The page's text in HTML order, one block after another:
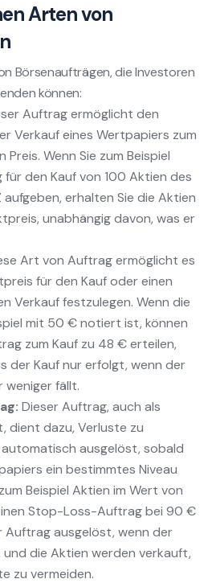
Arten von
Börsenaufträgen, die Investoren
können:
Auftrag ermöglicht den
Verkauf eines Wertpapiers zum
Wenn Sie zum Beispiel
den Kauf von 100 Aktien des
aufgeben, erhalten Sie die Aktien
unabhängig davon, was er
Art von Auftrag ermöglicht es
für den Kauf oder einen
Verkauf festzulegen. Wenn die
mit 50 € notiert ist, können
zum Kauf zu 48 € erteilen,
der Kauf nur erfolgt, wenn der
weniger fällt.
Dieser Auftrag, auch als
dient dazu, Verluste zu
ausgelöst, sobald
ein bestimmtes Niveau
Beispiel Aktien im Wert von
Stop-Loss-Auftrag bei 90 €
Auftrag ausgelöst, wenn der
die Aktien werden verkauft,
zu vermeiden.